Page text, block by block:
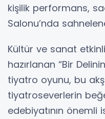
kişilik performans,
Salonu’nda
Kültür ve sanat
hazırlanan “Bir
tiyatro oyunu, bu
tiyatroseverlerin
edebiyatının önemli